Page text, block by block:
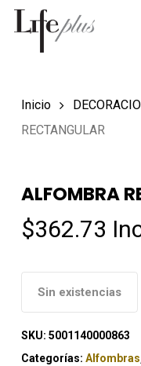
Skip
Búsqueda
productos
Inicio
RECTANGULAR
ALFOMBRA
$362.73
Sin existencias
SKU: 5001140000863
Categorías: Alfombras